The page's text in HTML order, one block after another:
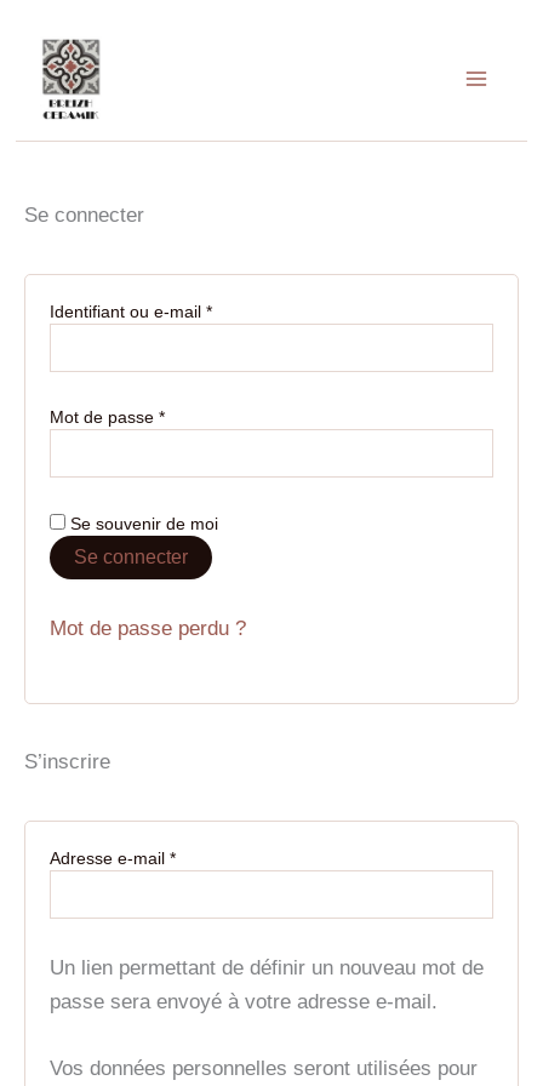
contenu
Se connecter
Identifiant ou e-mail *
Mot de passe *
Se souvenir de moi
Se connecter
Mot de passe perdu ?
S’inscrire
Adresse e-mail *
Un lien permettant de définir un nouveau mot de
passe sera envoyé à votre adresse e-mail.
Vos données personnelles seront utilisées pour